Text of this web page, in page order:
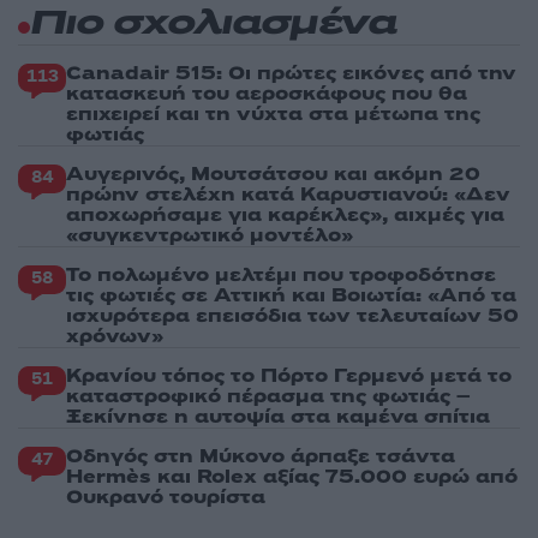
Πιο σχολιασμένα
113 Canadair 515: Οι πρώτες εικόνες από την
κατασκευή του αεροσκάφους που θα
επιχειρεί και τη νύχτα στα μέτωπα της
φωτιάς
84 Αυγερινός, Μουτσάτσου και ακόμη 20
πρώην στελέχη κατά Καρυστιανού: «Δεν
αποχωρήσαμε για καρέκλες», αιχμές για
«συγκεντρωτικό μοντέλο»
58 Το πολωμένο μελτέμι που τροφοδότησε
τις φωτιές σε Αττική και Βοιωτία: «Από τα
ισχυρότερα επεισόδια των τελευταίων 50
χρόνων»
51 Κρανίου τόπος το Πόρτο Γερμενό μετά το
καταστροφικό πέρασμα της φωτιάς –
Ξεκίνησε η αυτοψία στα καμένα σπίτια
47 Οδηγός στη Μύκονο άρπαξε τσάντα
Hermès και Rolex αξίας 75.000 ευρώ από
Ουκρανό τουρίστα